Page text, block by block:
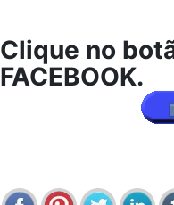
Clique no
FACEBOOK.